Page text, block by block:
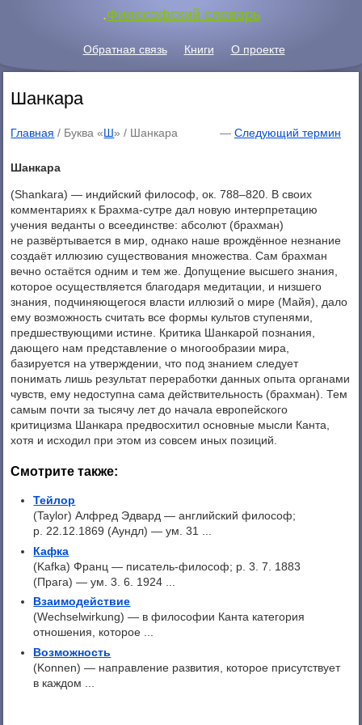
.Философский словарь
Обратная связь Книги О проекте
Шанкара
Главная / Буква «Ш» / Шанкара — Следующий термин
Шанкара
(Shankara) — индийский философ, ок. 788–820. В своих
комментариях к Брахма-сутре дал новую интерпретацию
учения веданты о всеединстве: абсолют (брахман)
не развёртывается в мир, однако наше врождённое незнание
создаёт иллюзию существования множества. Сам брахман
вечно остаётся одним и тем же. Допущение высшего знания,
которое осуществляется благодаря медитации, и низшего
знания, подчиняющегося власти иллюзий о мире (Майя), дало
ему возможность считать все формы культов ступенями,
предшествующими истине. Критика Шанкарой познания,
дающего нам представление о многообразии мира,
базируется на утверждении, что под знанием следует
понимать лишь результат переработки данных опыта органами
чувств, ему недоступна сама действительность (брахман). Тем
самым почти за тысячу лет до начала европейского
критицизма Шанкара предвосхитил основные мысли Канта,
хотя и исходил при этом из совсем иных позиций.
Смотрите также:
Тейлор
(Taylor) Алфред Эдвард — английский философ;
р. 22.12.1869 (Аундл) — ум. 31 ...
Кафка
(Kafka) Франц — писатель-философ; p. 3. 7. 1883
(Прага) — ум. 3. 6. 1924 ...
Взаимодействие
(Wechselwirkung) — в философии Канта категория
отношения, которое ...
Возможность
(Konnen) — направление развития, которое присутствует
в каждом ...